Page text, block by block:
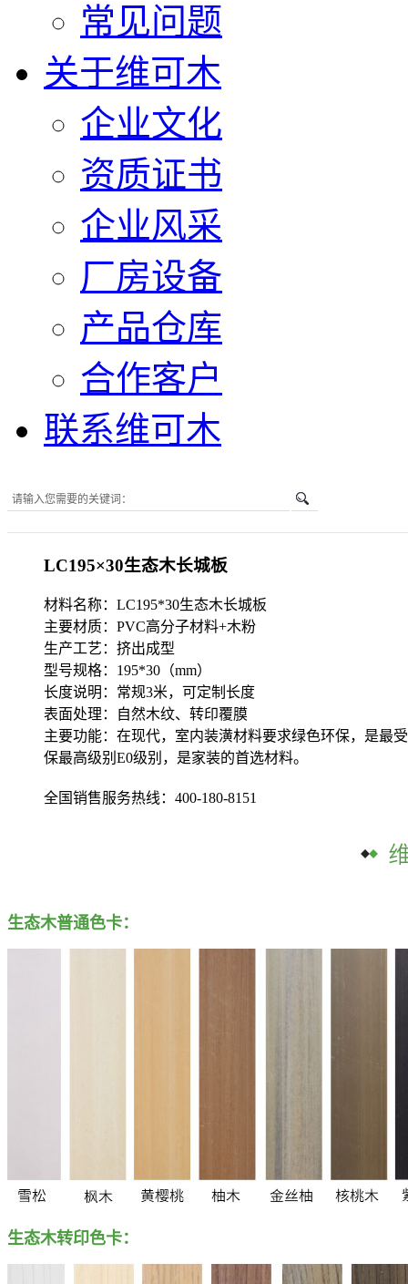
常见问题
关于维可木
企业文化
资质证书
企业风采
厂房设备
产品仓库
合作客户
联系维可木
LC195×30生态木长城板
材料名称：LC195*30生态木长城板
主要材质：PVC高分子材料+木粉
生产工艺：挤出成型
型号规格：195*30（mm）
长度说明：常规3米，可定制长度
表面处理：自然木纹、转印覆膜
主要功能：在现代，室内装潢材料要求绿色环保，是最
保最高级别E0级别，是家装的首选材料。
全国销售服务热线： 400-180-8151
生态木普通色卡：
生态木转印色卡：